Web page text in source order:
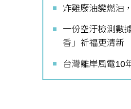
炸雞廢油變燃油
一份空汙檢測數
香」祈福更清新
台灣離岸風電10